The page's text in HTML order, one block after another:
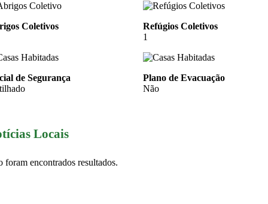
Coletivos
Refúgios Coletivos
1
de Segurança
Plano de Evacuação
Não
Locais
foram encontrados resultados.